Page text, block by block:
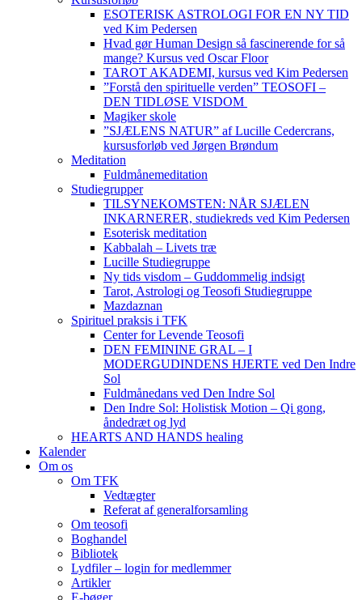
ESOTERISK ASTROLOGI FOR EN NY TID
ved Kim Pedersen
Hvad gør Human Design så fascinerende for så
mange? Kursus ved Oscar Floor
TAROT AKADEMI, kursus ved Kim Pedersen
”Forstå den spirituelle verden” TEOSOFI –
DEN TIDLØSE VISDOM
Magiker skole
”SJÆLENS NATUR” af Lucille Cedercrans,
kursusforløb ved Jørgen Brøndum
Meditation
Fuldmånemeditation
Studiegrupper
TILSYNEKOMSTEN: NÅR SJÆLEN
INKARNERER, studiekreds ved Kim Pedersen
Esoterisk meditation
Kabbalah – Livets træ
Lucille Studiegruppe
Ny tids visdom – Guddommelig indsigt
Tarot, Astrologi og Teosofi Studiegruppe
Mazdaznan
Spirituel praksis i TFK
Center for Levende Teosofi
DEN FEMININE GRAL – I
MODERGUDINDENS HJERTE ved Den Indre
Sol
Fuldmånedans ved Den Indre Sol
Den Indre Sol: Holistisk Motion – Qi gong,
åndedræt og lyd
HEARTS AND HANDS healing
Kalender
Om os
Om TFK
Vedtægter
Referat af generalforsamling
Om teosofi
Boghandel
Bibliotek
Lydfiler – login for medlemmer
Artikler
E-bøger